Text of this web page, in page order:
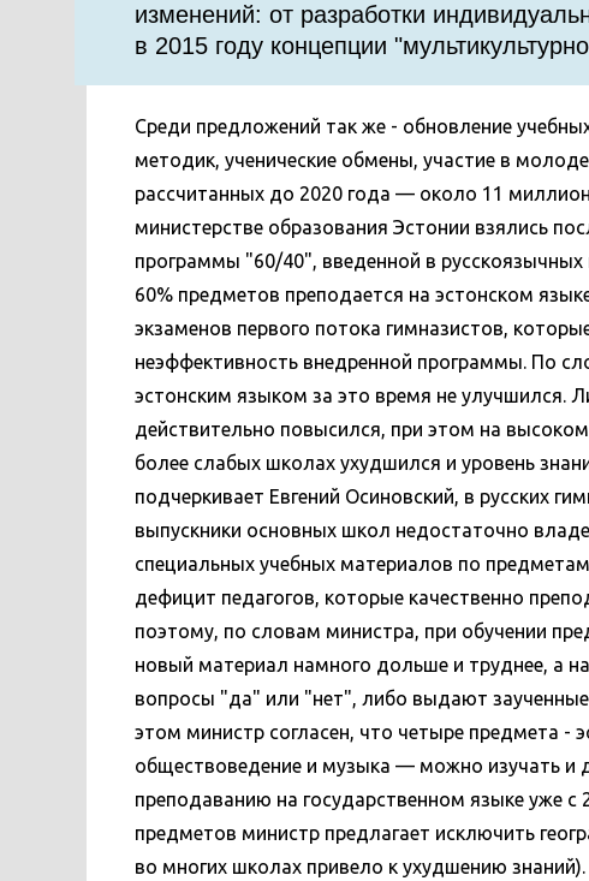
изменений: от разработки
в 2015 году концепции
Среди предложений так же - обновление
методик, ученические обмены, участие в
рассчитанных до 2020 года — около 11
министерстве образования Эстонии взялись
программы "60/40", введенной в
60% предметов преподается на эстонском
экзаменов первого потока гимназистов,
неэффективность внедренной программы. По
эстонским языком за это время не улучшился.
действительно повысился, при этом на
более слабых школах ухудшился и уровень
подчеркивает Евгений Осиновский, в русских
выпускники основных школ недостаточно
специальных учебных материалов по
дефицит педагогов, которые качественно
поэтому, по словам министра, при обучении
новый материал намного дольше и труднее, а
вопросы "да" или "нет", либо выдают
этом министр согласен, что четыре предмета -
обществоведение и музыка — можно изучать и
преподаванию на государственном языке уже с
предметов министр предлагает исключить
во многих школах привело к ухудшению